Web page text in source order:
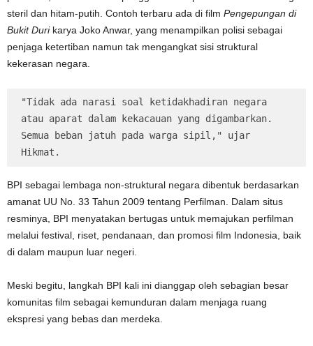
steril dan hitam-putih. Contoh terbaru ada di film Pengepungan di
Bukit Durikarya Joko Anwar, yang menampilkan polisi sebagai
penjaga ketertiban namun tak mengangkat sisi struktural
kekerasan negara.
"Tidak ada narasi soal ketidakhadiran negara
atau aparat dalam kekacauan yang digambarkan.
Semua beban jatuh pada warga sipil," ujar
Hikmat.
BPI sebagai lembaga non-struktural negara dibentuk berdasarkan
amanat UU No. 33 Tahun 2009 tentang Perfilman. Dalam situs
resminya, BPI menyatakan bertugas untuk memajukan perfilman
melalui festival, riset, pendanaan, dan promosi film Indonesia, baik
di dalam maupun luar negeri.
Meski begitu, langkah BPI kali ini dianggap oleh sebagian besar
komunitas film sebagai kemunduran dalam menjaga ruang
ekspresi yang bebas dan merdeka.